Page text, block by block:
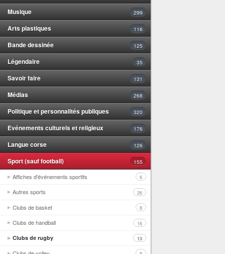
Musique 299
Arts plastiques 116
Bande dessinée 125
Légendaire 35
Savoir faire 131
Médias 268
Politique et personnalités publiques 320
Evénements culturels et religieux 176
Langue corse 126
Sport (sauf football) 155
Affiches d'événements sportifs 6
Autres sports 26
Clubs de basket 8
Clubs de handball 16
Clubs de rugby 13